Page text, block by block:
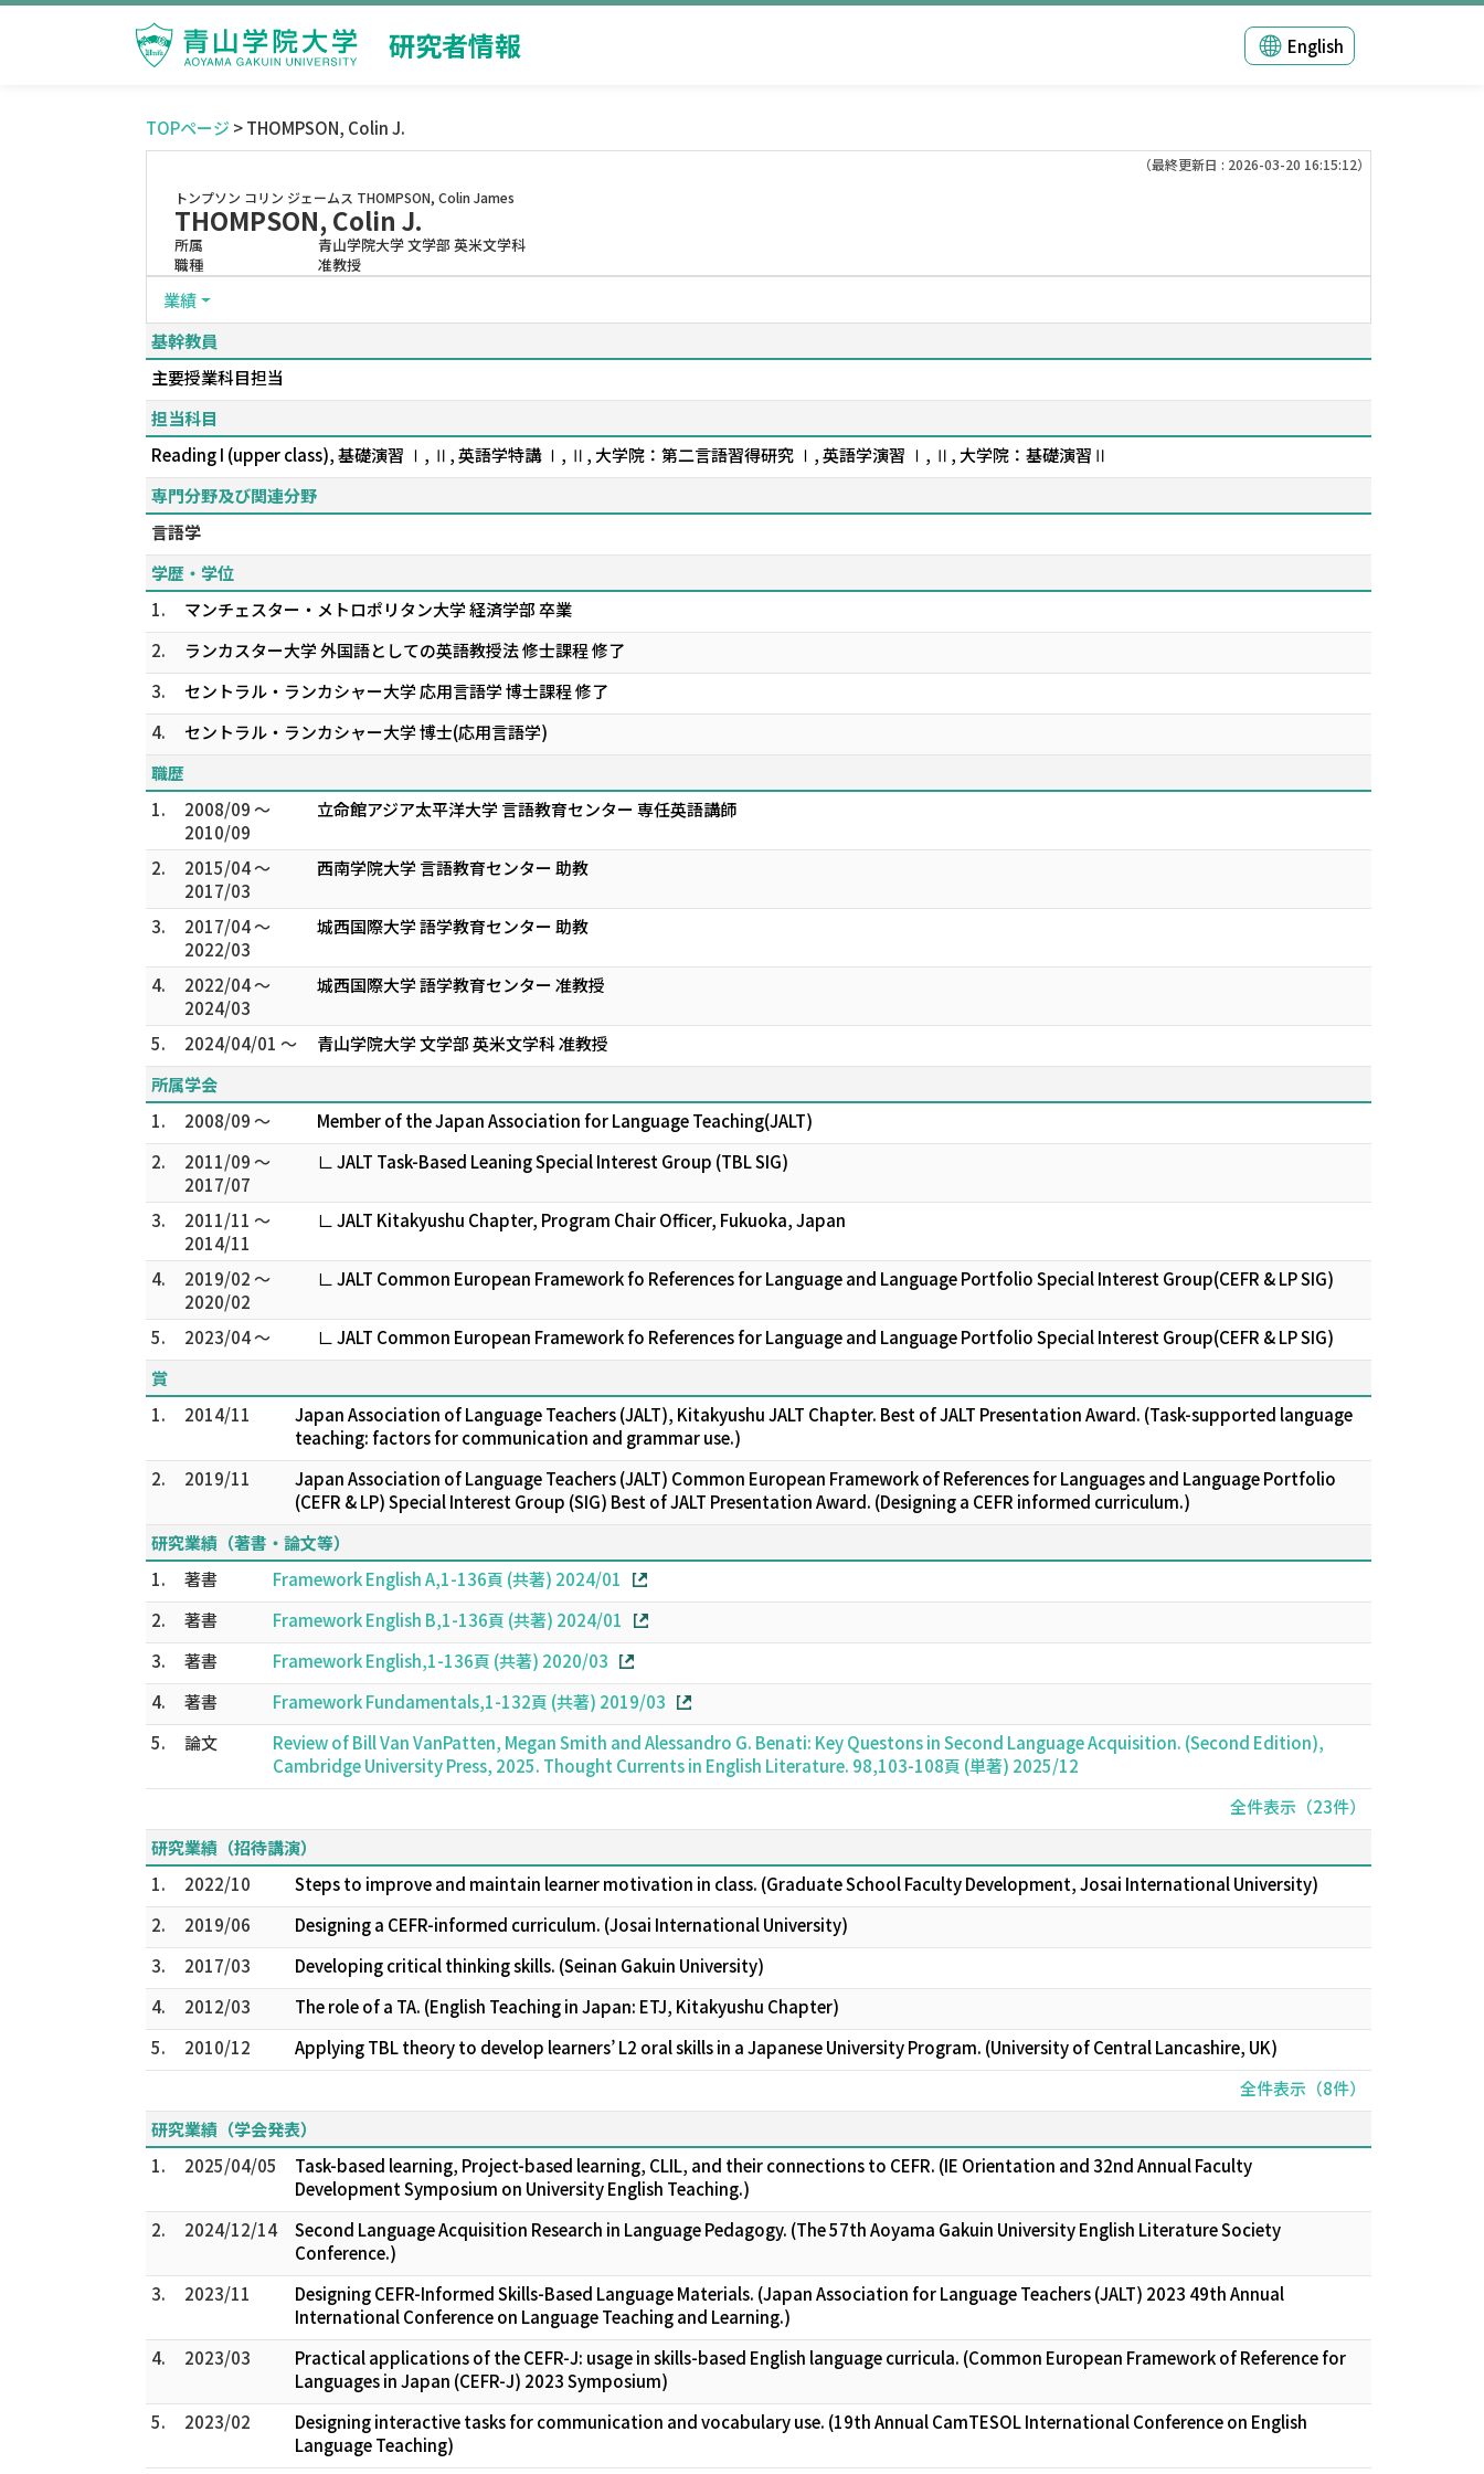
研究者情報 English
TOPページ > THOMPSON, Colin J.
（最終更新日 : 2026-03-20 16:15:12）
トンプソン コリン ジェームス THOMPSON, Colin James
THOMPSON, Colin J.
所属
青山学院大学 文学部 英米文学科
職種
准教授
業績
基幹教員
主要授業科目担当
担当科目
Reading I (upper class), 基礎演習 Ⅰ, Ⅱ, 英語学特講 Ⅰ, Ⅱ, 大学院：第二言語習得研究 Ⅰ, 英語学演習 Ⅰ, Ⅱ, 大学院：基礎演習Ⅱ
専門分野及び関連分野
言語学
学歴・学位
1.
マンチェスター・メトロポリタン大学 経済学部 卒業
2.
ランカスター大学 外国語としての英語教授法 修士課程 修了
3.
セントラル・ランカシャー大学 応用言語学 博士課程 修了
4.
セントラル・ランカシャー大学 博士(応用言語学)
職歴
1.
2008/09 ～
2010/09
立命館アジア太平洋大学 言語教育センター 専任英語講師
2.
2015/04 ～
2017/03
西南学院大学 言語教育センター 助教
3.
2017/04 ～
2022/03
城西国際大学 語学教育センター 助教
4.
2022/04 ～
2024/03
城西国際大学 語学教育センター 准教授
5. 2024/04/01 ～
青山学院大学 文学部 英米文学科 准教授
所属学会
1.
2008/09 ～
Member of the Japan Association for Language Teaching(JALT)
2.
2011/09 ～
2017/07
∟ JALT Task-Based Leaning Special Interest Group (TBL SIG)
3.
2011/11 ～
2014/11
∟ JALT Kitakyushu Chapter, Program Chair Officer, Fukuoka, Japan
4.
2019/02 ～
2020/02
∟ JALT Common European Framework fo References for Language and Language Portfolio Special Interest Group(CEFR & LP SIG)
5. 2023/04 ～
∟ JALT Common European Framework fo References for Language and Language Portfolio Special Interest Group(CEFR & LP SIG)
賞
1.
2014/11
Japan Association of Language Teachers (JALT), Kitakyushu JALT Chapter. Best of JALT Presentation Award. (Task-supported language
teaching: factors for communication and grammar use.)
2.
2019/11
Japan Association of Language Teachers (JALT) Common European Framework of References for Languages and Language Portfolio
(CEFR & LP) Special Interest Group (SIG) Best of JALT Presentation Award. (Designing a CEFR informed curriculum.)
研究業績（著書・論文等）
1.
著書
Framework English A,1-136頁 (共著) 2024/01
2.
著書
Framework English B,1-136頁 (共著) 2024/01
3.
著書
Framework English,1-136頁 (共著) 2020/03
4.
著書
Framework Fundamentals,1-132頁 (共著) 2019/03
5.
論文
Review of Bill Van VanPatten, Megan Smith and Alessandro G. Benati: Key Questons in Second Language Acquisition. (Second Edition),
Cambridge University Press, 2025. Thought Currents in English Literature. 98,103-108頁 (単著) 2025/12
全件表示（23件）
研究業績（招待講演）
1.
2022/10
Steps to improve and maintain learner motivation in class. (Graduate School Faculty Development, Josai International University)
2.
2019/06
Designing a CEFR-informed curriculum. (Josai International University)
3.
2017/03
Developing critical thinking skills. (Seinan Gakuin University)
4.
2012/03
The role of a TA. (English Teaching in Japan: ETJ, Kitakyushu Chapter)
5.
2010/12
Applying TBL theory to develop learners’ L2 oral skills in a Japanese University Program. (University of Central Lancashire, UK)
全件表示（8件）
研究業績（学会発表）
1.
2025/04/05
Task-based learning, Project-based learning, CLIL, and their connections to CEFR. (IE Orientation and 32nd Annual Faculty
Development Symposium on University English Teaching.)
2.
2024/12/14
Second Language Acquisition Research in Language Pedagogy. (The 57th Aoyama Gakuin University English Literature Society
Conference.)
3.
2023/11
Designing CEFR-Informed Skills-Based Language Materials. (Japan Association for Language Teachers (JALT) 2023 49th Annual
International Conference on Language Teaching and Learning.)
4.
2023/03
Practical applications of the CEFR-J: usage in skills-based English language curricula. (Common European Framework of Reference for
Languages in Japan (CEFR-J) 2023 Symposium)
5.
2023/02
Designing interactive tasks for communication and vocabulary use. (19th Annual CamTESOL International Conference on English
Language Teaching)